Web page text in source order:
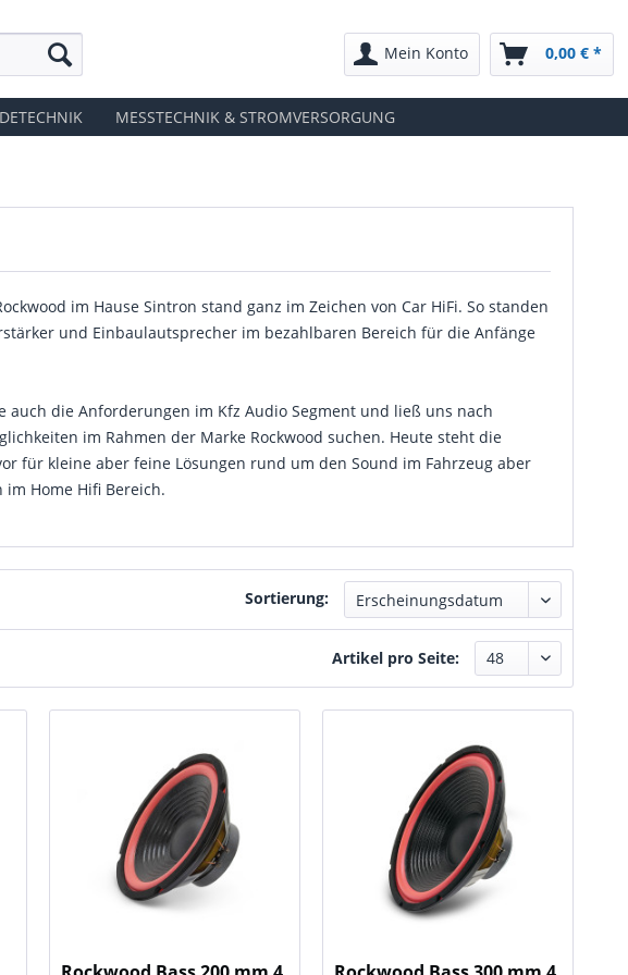
Mein Konto 0,00 € *
MESSTECHNIK & STROMVERSORGUNG
im Hause Sintron stand ganz im Zeichen von Car HiFi. So standen
und Einbaulautsprecher im bezahlbaren Bereich für die Anfänge
auch die Anforderungen im Kfz Audio Segment und ließ uns nach
im Rahmen der Marke Rockwood suchen. Heute steht die
für kleine aber feine Lösungen rund um den Sound im Fahrzeug aber
Home Hifi Bereich.
Sortierung:
Artikel pro Seite: